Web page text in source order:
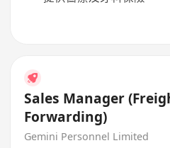
Sales Manager
Forwarding)
Gemini Personnel Limited